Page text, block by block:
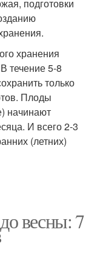
подготовки
хранения
течение 5-8
только
Плоды
начинают
И всего 2-3
(летних)
весны: 7